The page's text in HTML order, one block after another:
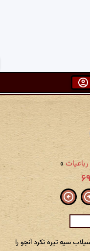
رباعیات»
سیه تیره نکرد آنجو را